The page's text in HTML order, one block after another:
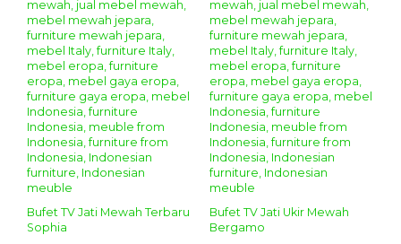
Bufet TV Jati Mewah Terbaru
Sophia
Bufet TV Jati Ukir Mewah
Bergamo